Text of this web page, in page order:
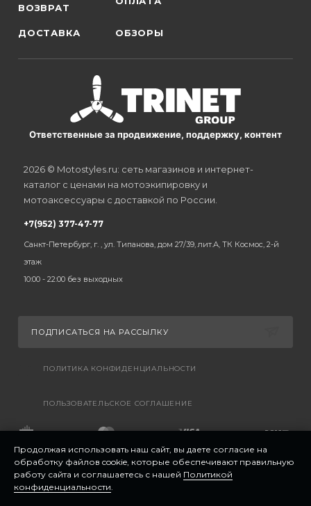
ВОЗВРАТ
ДОСТАВКА ОБЗОРЫ
Ответственные за продвижение, поддержку, контент
2026 © Motostyles.ru: сеть магазинов и интернет-
каталог с ценами на мотоэкипировку и
мотоаксессуары с доставкой по России.
+7(952) 377-47-77
Санкт-Петербург, г. , ул. Типанова, дом 27/39, лит.А, ТК Космос, 2-й
этаж
10:00 - 22:00 без выходных
ПОДПИСАТЬСЯ НА РАССЫЛКУ
ПОЛИТИКА КОНФИДЕНЦИАЛЬНОСТИ
ПОЛЬЗОВАТЕЛЬСКОЕ СОГЛАШЕНИЕ
Продолжая использовать наш сайт, вы даете согласие на
обработку файлов cookie, которые обеспечивают правильную
работу сайта и соглашаетесь с нашей Политикой
конфиденциальности.